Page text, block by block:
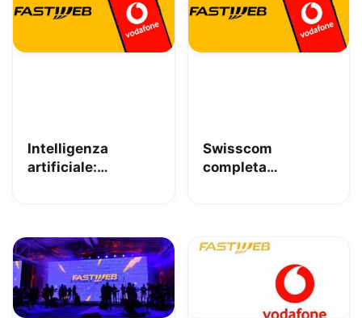
Intelligenza
artificiale:
sottoscrizione del
Codice di Condotta
UE per la GenAI
Swisscom
completa
Vodafone, un
leader
convergente sul
mercato italiano